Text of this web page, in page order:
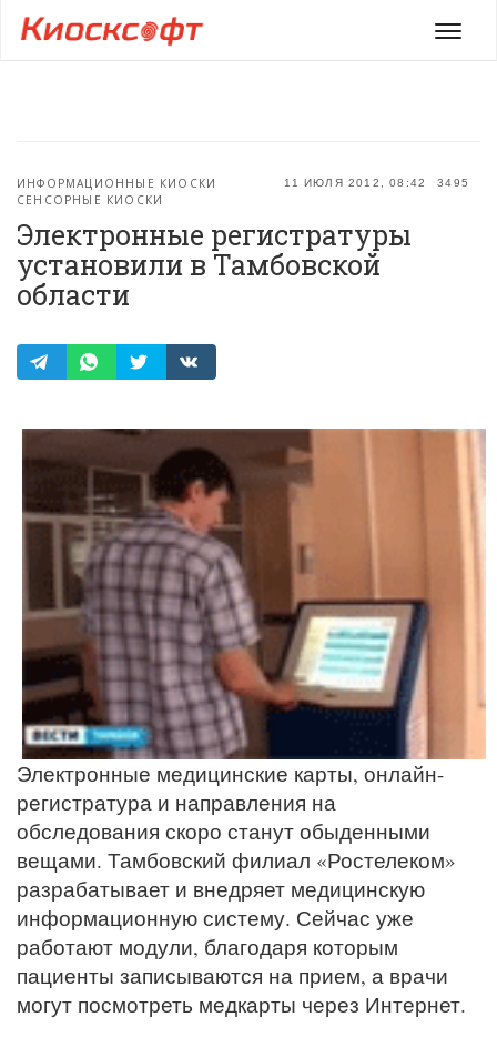
Меню
11 ИЮЛЯ 2012, 08:42 3495
ИНФОРМАЦИОННЫЕ КИОСКИ
СЕНСОРНЫЕ КИОСКИ
Электронные регистратуры
установили в Тамбовской
области
Электронные медицинские карты, онлайн-
регистратура и направления на
обследования скоро станут обыденными
вещами. Тамбовский филиал «Ростелеком»
разрабатывает и внедряет медицинскую
информационную систему. Сейчас уже
работают модули, благодаря которым
пациенты записываются на прием, а врачи
могут посмотреть медкарты через Интернет.